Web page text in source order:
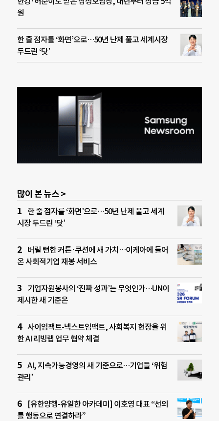
원
한 줄 점자를 ‘화면’으로…50년 난제 풀고 세계시장
두드린 ‘닷’
많이 본 뉴스 >
한 줄 점자를 ‘화면’으로…50년 난제 풀고 세계
시장 두드린 ‘닷’
버릴 뻔한 커튼·쿠션에 새 가치…이케아에 들어
온 사회적기업 재봉 서비스
기업자원봉사의 ‘진짜 성과’는 무엇인가…UN이
제시한 새 기준은
사이임팩트-넥스트임팩트, 사회복지 현장을 위
한 AI 리빙랩 업무 협약 체결
AI, 지속가능경영의 새 기준으로…기업들 ‘위험
관리’
[유한양행-유일한 아카데미] 이호영 대표 “선의
를 행동으로 연결하라”